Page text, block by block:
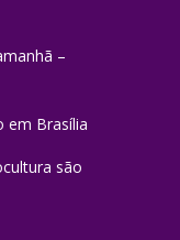
–
em Brasília
são